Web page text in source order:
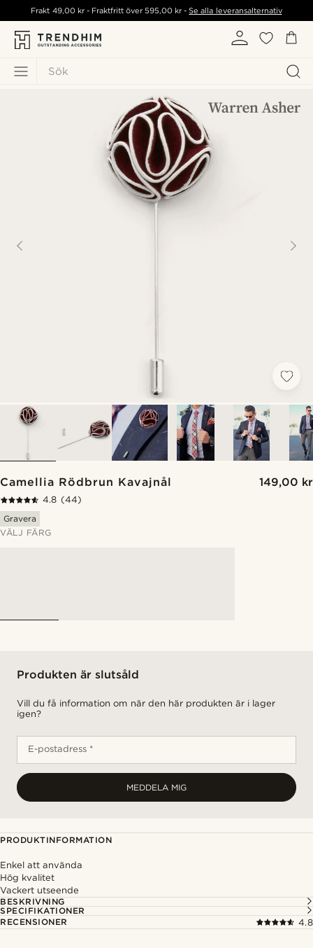
Sök
Frakt 49,00 kr- Fraktfritt över595,00 kr -Se alla leveransalternativ
Camellia Rödbrun Kavajnål 149,00 kr
4.8 (44)
Gravera
VÄLJ FÄRG
Produkten är slutsåld
Vill du få information om när den här produkten är i lager
igen?
E-postadress *
MEDDELA MIG
PRODUKTINFORMATION
Enkel att använda
Hög kvalitet
Vackert utseende
BESKRIVNING
SPECIFIKATIONER
RECENSIONER
4.8